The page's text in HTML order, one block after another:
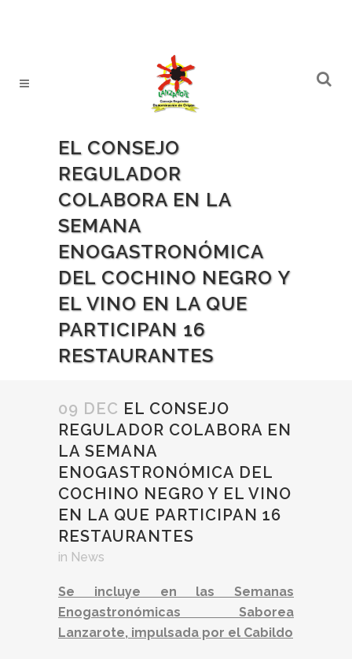
EL CONSEJO
REGULADOR
COLABORA EN LA
SEMANA
ENOGASTRONÓMICA
DEL COCHINO NEGRO Y
EL VINO EN LA QUE
PARTICIPAN 16
RESTAURANTES
09 DEC EL CONSEJO
REGULADOR COLABORA EN
LA SEMANA
ENOGASTRONÓMICA DEL
COCHINO NEGRO Y EL VINO
EN LA QUE PARTICIPAN 16
RESTAURANTES
in News
Se incluye en las Semanas
Enogastronómicas Saborea
Lanzarote, impulsada por el Cabildo